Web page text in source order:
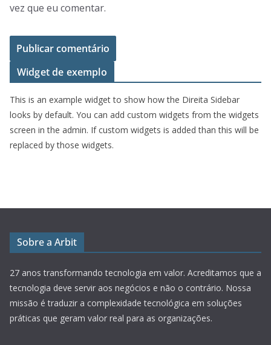
vez que eu comentar.
Widget de exemplo
This is an example widget to show how the Direita Sidebar
looks by default. You can add custom widgets from the widgets
screen in the admin. If custom widgets is added than this will be
replaced by those widgets.
Sobre a Arbit
27 anos transformando tecnologia em valor. Acreditamos que a
tecnologia deve servir aos negócios e não o contrário. Nossa
missão é traduzir a complexidade tecnológica em soluções
práticas que geram valor real para as organizações.